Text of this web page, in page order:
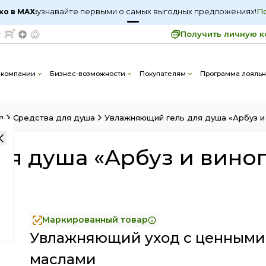
в MAX:узнавайте первыми о самых выгодных предложениях!
Получить личную
Бизнес-возможности Покупателям Программа
душа «Арбуз и виноград» 1 098
Средства для душа Увлажняющий гель для душа «Арбуз и
душа «Арбуз и
Маркированный товар
Увлажняющий уход с ценными
маслами